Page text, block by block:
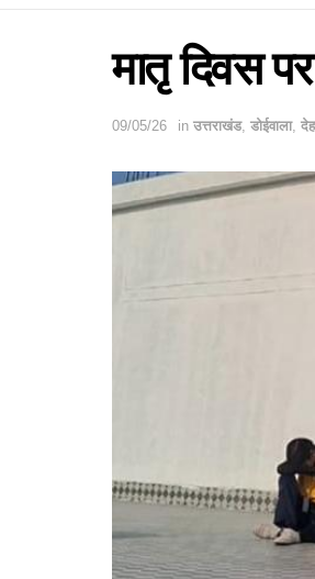
मातृ दिवस
09/05/26 in उत्तराखंड, डोईवाला,